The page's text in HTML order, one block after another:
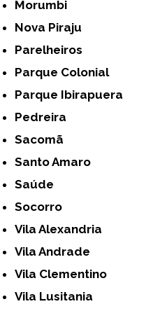
Morumbi
Nova Piraju
Parelheiros
Parque Colonial
Parque Ibirapuera
Pedreira
Sacomã
Santo Amaro
Saúde
Socorro
Vila Alexandria
Vila Andrade
Vila Clementino
Vila Lusitania